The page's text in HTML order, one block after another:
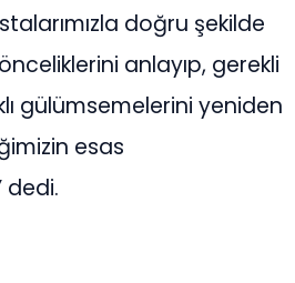
doğru şekilde
anlayıp, gerekli
gülümsemelerini yeniden
esas
dedi.